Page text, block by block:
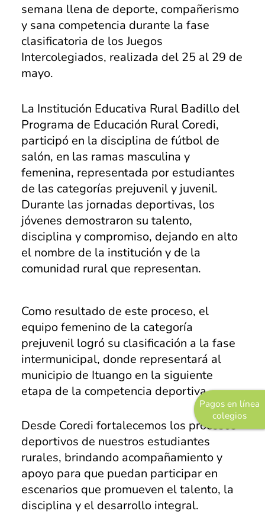
Pagos en línea
colegios
Marinilla
Rionegro
El Peñol
Revista institucional
Modelo de Naciones Unidas – MUN
Pagos en línea
Educación Rural
SETA
Apoyo PPPC
Educación Superior
Experiencias
Direccionamiento
Estratégico
Objetivos Estratégicos
Plan de Desarrollo
Innovación y Desarrollo
Grupo Empresarial
COREDI Publicaciones y
COREDI Inmobiliaria y
semana llena de deporte, compañerismo
y sana competencia durante la fase
clasificatoria de los Juegos
Intercolegiados, realizada del 25 al 29 de
mayo.
La Institución Educativa Rural Badillo del
Programa de Educación Rural Coredi,
participó en la disciplina de fútbol de
salón, en las ramas masculina y
femenina, representada por estudiantes
de las categorías prejuvenil y juvenil.
Durante las jornadas deportivas, los
jóvenes demostraron su talento,
disciplina y compromiso, dejando en alto
el nombre de la institución y de la
comunidad rural que representan.
Como resultado de este proceso, el
equipo femenino de la categoría
prejuvenil logró su clasificación a la fase
intermunicipal, donde representará al
municipio de Ituango en la siguiente
etapa de la competencia deportiva.
Desde Coredi fortalecemos los procesos
deportivos de nuestros estudiantes
rurales, brindando acompañamiento y
apoyo para que puedan participar en
escenarios que promueven el talento, la
disciplina y el desarrollo integral.